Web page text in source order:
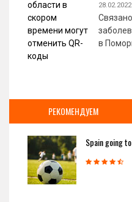
28.02.2022
в
РЕКОМЕНДУЕМ
Spain going